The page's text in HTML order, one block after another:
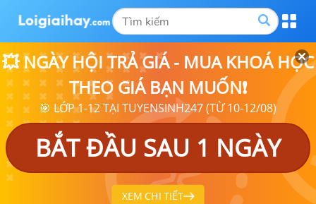
💥 NGÀY HỘI TRẢ GIÁ - MUA KHOÁ HỌC
THEO GIÁ BẠN MUỐN❗
🎯 LỚP 1-12 TẠI TUYENSINH247 (TỪ 10-12/08)
BẮT ĐẦU SAU 1 NGÀY
XEM CHI TIẾT